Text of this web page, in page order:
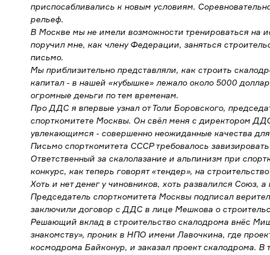
приспосабливались к новым условиям.
рельеф.
В Москве мы не имели возможности тренироваться на
поручил мне, как члену Федерации, заняться
письмо.
Мы приблизительно представляли, как строить
капитал - в нашей «кубышке» лежало около 5000
огромные деньги по тем временам.
Про ДДС я впервые узнал от Толи Боровского,
спорткомитете Москвы. Он свёл меня с директором
увлекающимся - совершенно неожиданные качества
Письмо спорткомитета СССР требовалось
Ответственный за скалолазание и альпинизм при
конкурс, как теперь говорят «тендер», на
Хоть и нет денег у чиновников, хоть развалился Союз,
Председатель спорткомитета Москвы подписал
заключили договор с ДДС в лице Мешкова о
Решающий вклад в строительство скалодрома внёс
знакомству», проник в НПО имени Лавочкина, где
космодрома Байконур, и заказал проект скалодрома.